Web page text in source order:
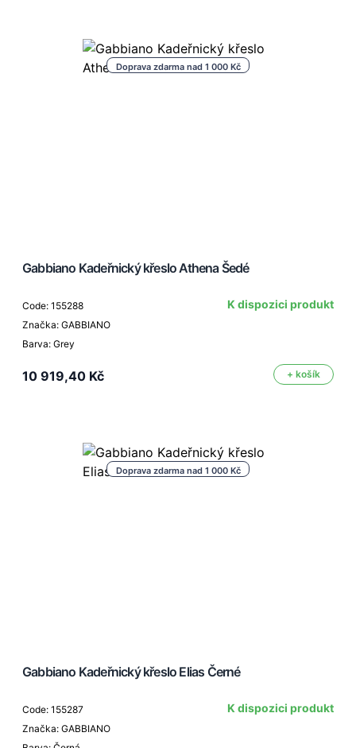
Doprava zdarma nad 1 000 Kč
Gabbiano Kadeřnický křeslo Athena Šedé
Code: 155288
Značka: GABBIANO
Barva: Grey
K dispozici produkt
10 919,40 Kč + košík
Doprava zdarma nad 1 000 Kč
Gabbiano Kadeřnický křeslo Elias Černé
Code: 155287
Značka: GABBIANO
K dispozici produkt